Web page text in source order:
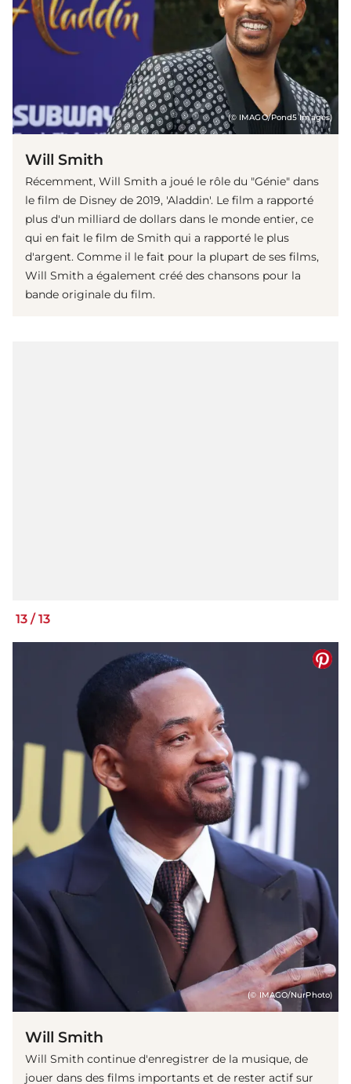
(© IMAGO/Pond5 Images)
Will Smith
Récemment, Will Smith a joué le rôle du "Génie" dans
le film de Disney de 2019, 'Aladdin'. Le film a rapporté
plus d'un milliard de dollars dans le monde entier, ce
qui en fait le film de Smith qui a rapporté le plus
d'argent. Comme il le fait pour la plupart de ses films,
Will Smith a également créé des chansons pour la
bande originale du film.
13 /13
(© IMAGO/NurPhoto)
Will Smith
Will Smith continue d'enregistrer de la musique, de
jouer dans des films importants et de rester actif sur